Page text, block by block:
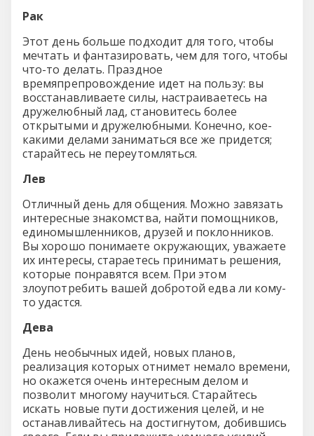
Рак
Этот день больше подходит для того, чтобы
мечтать и фантазировать, чем для того, чтобы
что-то делать. Праздное
времяпрепровождение идет на пользу: вы
восстанавливаете силы, настраиваетесь на
дружелюбный лад, становитесь более
открытыми и дружелюбными. Конечно, кое-
какими делами заниматься все же придется;
старайтесь не переутомляться.
Лев
Отличный день для общения. Можно завязать
интересные знакомства, найти помощников,
единомышленников, друзей и поклонников.
Вы хорошо понимаете окружающих, уважаете
их интересы, стараетесь принимать решения,
которые понравятся всем. При этом
злоупотребить вашей добротой едва ли кому-
то удастся.
Дева
День необычных идей, новых планов,
реализация которых отнимет немало времени,
но окажется очень интересным делом и
позволит многому научиться. Старайтесь
искать новые пути достижения целей, и не
останавливайтесь на достигнутом, добившись